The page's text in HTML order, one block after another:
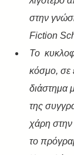
στην
Fiction
Το
κόσμο, σε
διάστημα
της
χάρη
το